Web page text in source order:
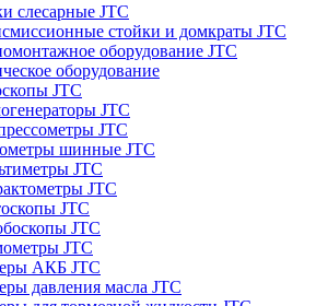
слесарные JTC
стойки и домкраты JTC
оборудование JTC
оборудование
JTC
JTC
JTC
шинные JTC
JTC
JTC
JTC
JTC
JTC
АКБ JTC
давления масла JTC